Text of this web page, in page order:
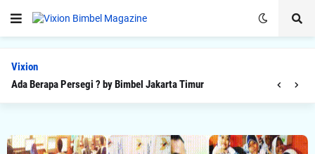
Vixion
Ada Berapa Persegi ? by Bimbel Jakarta Timur